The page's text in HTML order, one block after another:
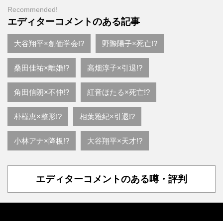
Recommended!
エディターコメントのある記事
大谷翔平×創価学会!? 野際陽子×死亡!?
桑田佳祐×離婚!? 高畑淳子×引退!?
角田信朗×不仲!? 紅音ほたる×死亡!?
朴槿恵×整形!? 相葉雅紀×引退!?
小林アナ×降板!? 大谷翔平×天才!?
エディターコメントのある噂・評判